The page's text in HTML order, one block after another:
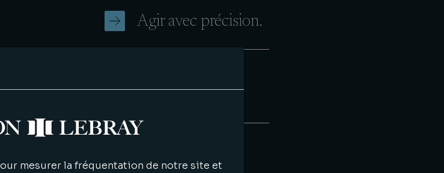
Agir avec précision.
mesurer la fréquentation de notre site et